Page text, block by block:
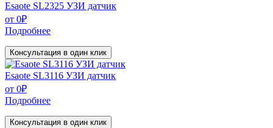
Esaote SL2325 УЗИ датчик
от 0₽
Подробнее
Консультация в один клик
Esaote SL3116 УЗИ датчик
от 0₽
Подробнее
Консультация в один клик